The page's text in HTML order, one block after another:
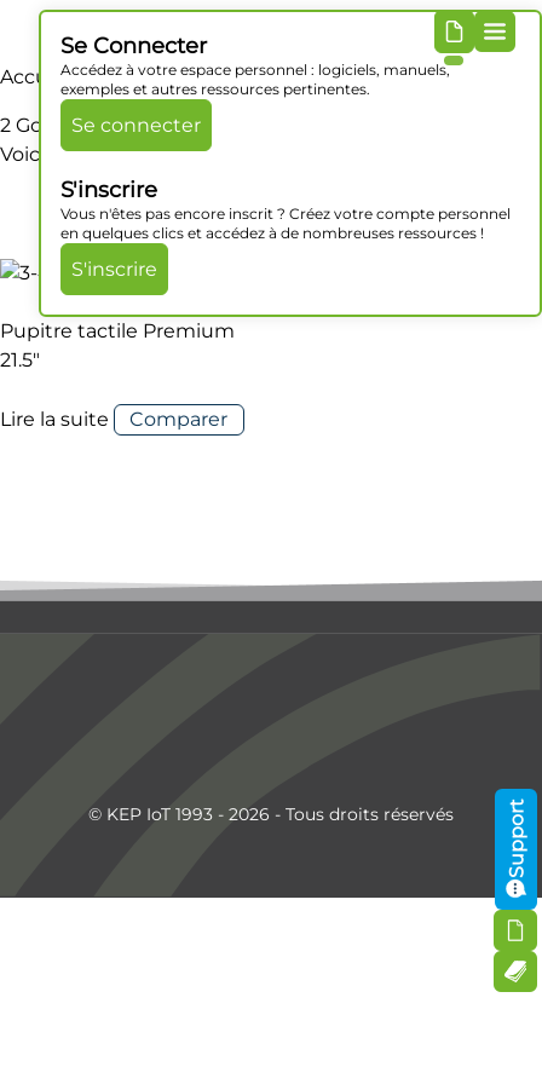
Se Connecter
Accédez à votre espace personnel : logiciels, manuels,
exemples et autres ressources pertinentes.
Se connecter
S'inscrire
Vous n'êtes pas encore inscrit ? Créez votre compte personnel
en quelques clics et accédez à de nombreuses ressources !
S'inscrire
Accueil/ Produit Mémoire RAM / 2 Go
2 Go
Voici le seul résultat
Pupitre tactile Premium
21.5″
Lire la suite Comparer
Support
© KEP IoT 1993 - 2026 - Tous droits réservés